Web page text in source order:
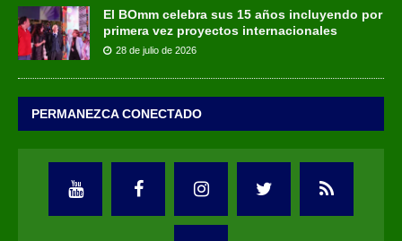
El BOmm celebra sus 15 años incluyendo por
primera vez proyectos internacionales
28 de julio de 2026
PERMANEZCA CONECTADO